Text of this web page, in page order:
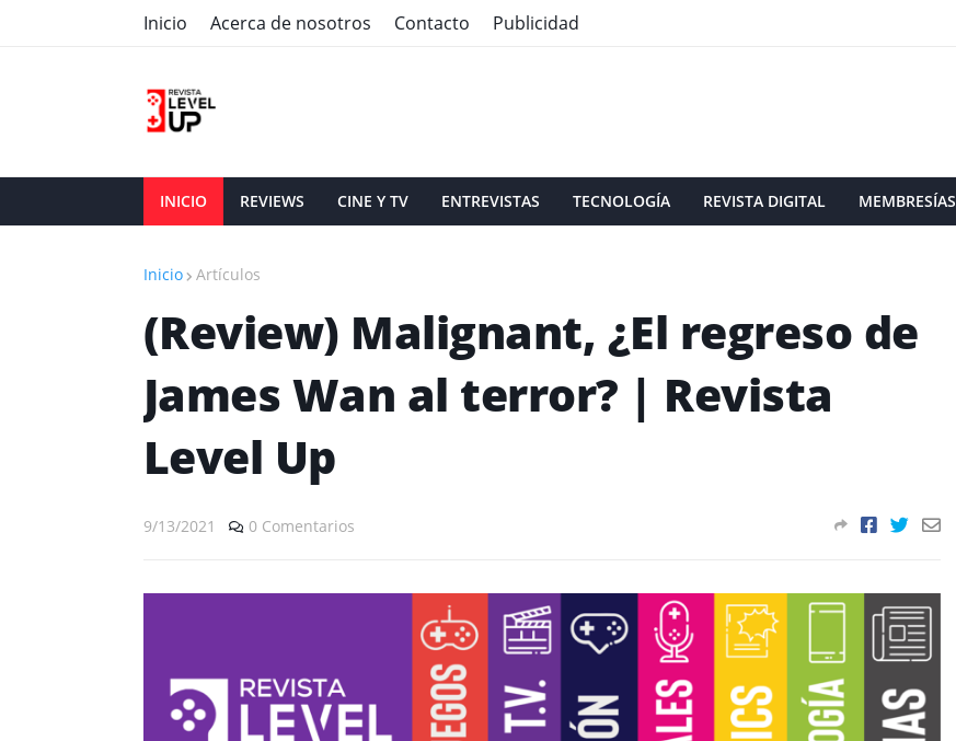
Inicio Acerca de nosotros Contacto Publicidad
INICIO REVIEWS CINE Y TV ENTREVISTAS TECNOLOGÍA REVISTA DIGITAL MEMBRESÍAS
Inicio Artículos
(Review) Malignant, ¿El regreso de
James Wan al terror? | Revista
Level Up
9/13/2021 0 Comentarios